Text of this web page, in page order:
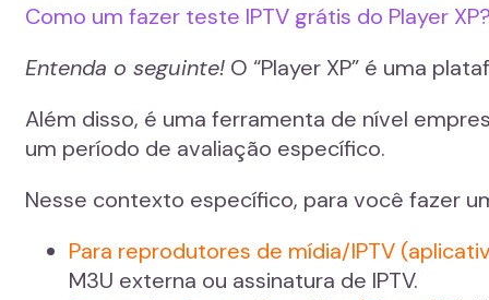
Como um fazer teste IPTV grátis do Player
Entenda o seguinte! O “Player XP” é uma
Além disso, é uma ferramenta de nível
um período de avaliação específico.
Nesse contexto específico, para você fazer
Para reprodutores de mídia/IPTV
M3U externa ou assinatura de IPTV.